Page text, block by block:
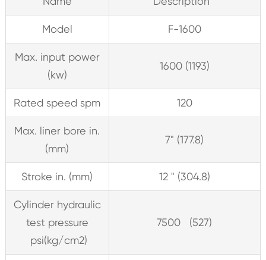
Model F-1600
Max. input power
(kw)
1600 (1193)
Rated speed spm 120
Max. liner bore in.
(mm)
7" (177.8)
Stroke in. (mm) 12 " (304.8)
Cylinder hydraulic
test pressure
psi(kg/cm2)
7500 (527)